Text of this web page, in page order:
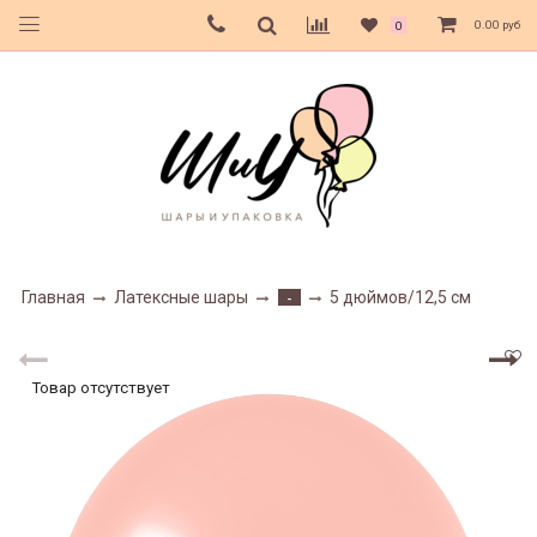
0 0.00 руб
Главная Латексные шары - 5 дюймов/12,5 см
Товар отсутствует